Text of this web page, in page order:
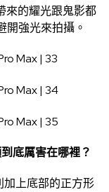
來的耀光跟鬼影都
開強光來拍攝。
底厲害在哪裡？
加上底部的正方形